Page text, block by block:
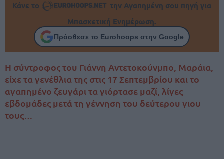
Κάνε το
την Αγαπημένη σου πηγή για
Μπασκετική Ενημέρωση.
Πρόσθεσε το Eurohoops στην Google
Η σύντροφος του Γιάννη Αντετοκούνμπο, Μαράια,
είχε τα γενέθλια της στις 17 Σεπτεμβρίου και το
αγαπημένο ζευγάρι τα γιόρτασε μαζί, λίγες
εβδομάδες μετά τη γέννηση του δεύτερου γιου
τους…